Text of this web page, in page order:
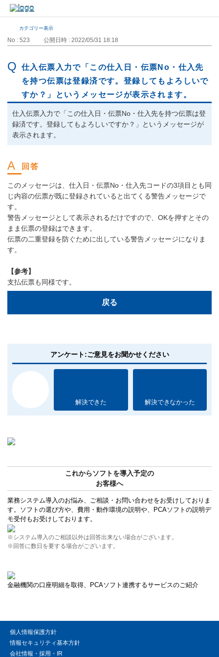
カテゴリー表示
No : 523 公開日時 : 2022/05/31 18:18
仕入伝票入力で「この仕入日・伝票No・仕入先
を持つ伝票は登録済です。登録してもよろしいで
すか？」というメッセージが表示されます。
仕入伝票入力で「この仕入日・伝票No・仕入先を持つ伝票は登
録済です。登録してもよろしいですか？」というメッセージが
表示されます。
このメッセージは、仕入日・伝票No・仕入先コードの3項目とも同
じ内容の伝票が既に登録されていると出てくる警告メッセージで
す。
警告メッセージとして表示されるだけですので、OKを押すとその
まま伝票の登録はできます。
伝票の二重登録を防ぐために出している警告メッセージになりま
す。
【参考】
支払伝票も同様です。
戻る
アンケート:ご意見をお聞かせください
解決できた 解決できなかった
これからソフトを導入予定の
お客様へ
業務システム導入のお悩み、ご相談・お問い合わせをお受けしておりま
す。ソフトの選び方や、費用・動作環境の説明や、PCAソフトの説明デ
モ受付もお受けしております。
※システム導入のご相談以外は回答出来ない場合がございます。
※回答に数日を要する場合がございます。
金融機関の口座明細を取得、PCAソフト連携するサービスのご紹介
個人情報保護方針
情報セキュリティ基本方針
会社情報・採用・IR